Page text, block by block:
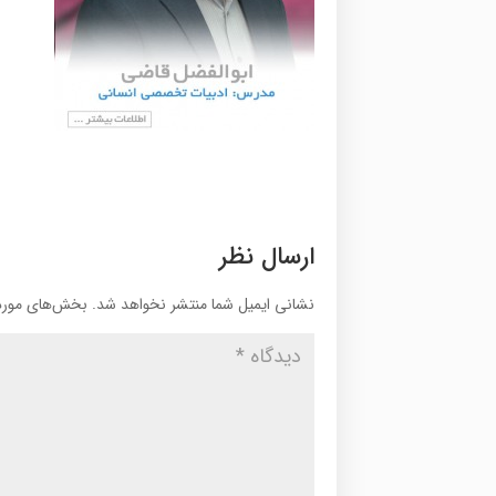
ارسال نظر
نشانی ایمیل شما منتشر نخواهد شد. بخش‌های